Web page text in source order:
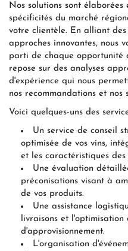
Nos solutions sont
spécificités du marché
votre clientèle. En alliant
approches innovantes, nous
parti de chaque opportunité
repose sur des analyses
d'expérience qui nous
nos recommandations et nos
Voici quelques-uns des
Un service de conseil
optimisée de vos vins,
et les caractéristiques des
Une évaluation
préconisations visant à
de vos produits.
Une assistance
livraisons et l'optimisation
d'approvisionnement.
L'organisation